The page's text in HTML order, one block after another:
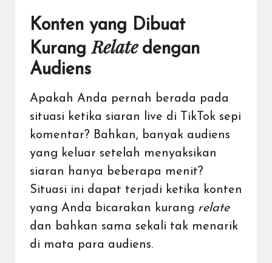
Konten yang Dibuat
KurangRelate dengan
Audiens
Apakah Anda pernah berada pada
situasi ketika siaran live di TikTok sepi
komentar? Bahkan, banyak audiens
yang keluar setelah menyaksikan
siaran hanya beberapa menit?
Situasi ini dapat terjadi ketika konten
yang Anda bicarakan kurang relate
dan bahkan sama sekali tak menarik
di mata para audiens.